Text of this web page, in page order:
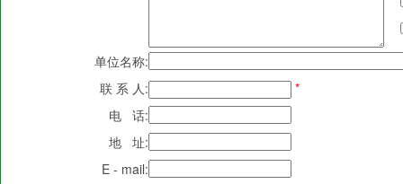
单位名称:
联 系 人:
*
电 话:
地 址:
E - mail: